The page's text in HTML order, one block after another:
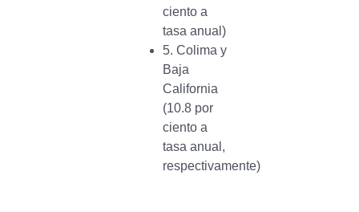
ciento a
tasa anual)
5. Colima y
Baja
California
(10.8 por
ciento a
tasa anual,
respectivamente)